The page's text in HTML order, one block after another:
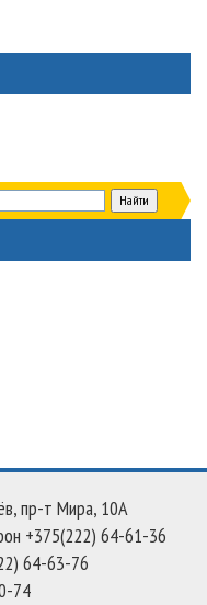
пр-т Мира, 10А
+375(222) 64-61-36
64-63-76
74